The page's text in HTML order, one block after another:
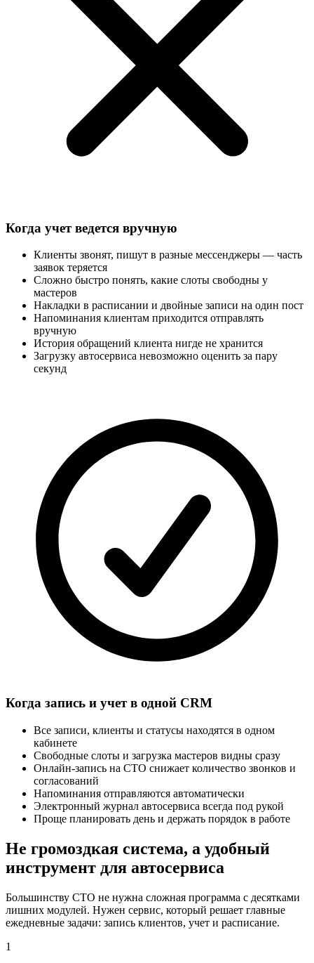
Когда учет ведется вручную
Клиенты звонят, пишут в разные мессенджеры — часть
заявок теряется
Сложно быстро понять, какие слоты свободны у
мастеров
Накладки в расписании и двойные записи на один пост
Напоминания клиентам приходится отправлять
вручную
История обращений клиента нигде не хранится
Загрузку автосервиса невозможно оценить за пару
секунд
Когда запись и учет в одной CRM
Все записи, клиенты и статусы находятся в одном
кабинете
Свободные слоты и загрузка мастеров видны сразу
Онлайн-запись на СТО снижает количество звонков и
согласований
Напоминания отправляются автоматически
Электронный журнал автосервиса всегда под рукой
Проще планировать день и держать порядок в работе
Не громоздкая система, а удобный
инструмент для автосервиса
Большинству СТО не нужна сложная программа с десятками
лишних модулей. Нужен сервис, который решает главные
ежедневные задачи: запись клиентов, учет и расписание.
1